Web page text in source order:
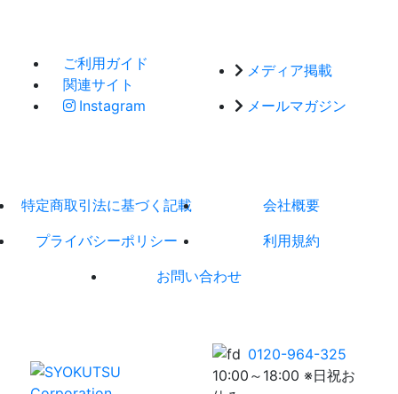
ご利用ガイド
関連サイト
Instagram
メディア掲載
メールマガジン
特定商取引法に基づく記載
会社概要
プライバシーポリシー
利用規約
お問い合わせ
0120-964-325
10:00～18:00 ※日祝お